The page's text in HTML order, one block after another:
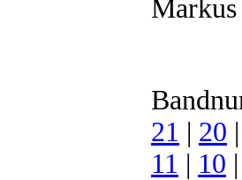
21 | 20 |
11 | 10 |